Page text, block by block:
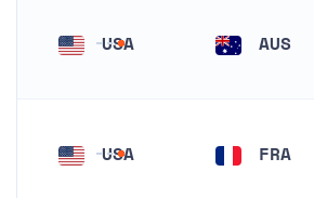
USA AUS
USA FRA